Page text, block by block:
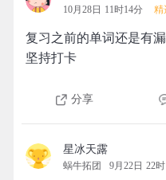
10月28日 11时14分 精
复习之前的单词还是有
坚持打卡
分享
星冰天露
蜗牛拓团 9月22日 22